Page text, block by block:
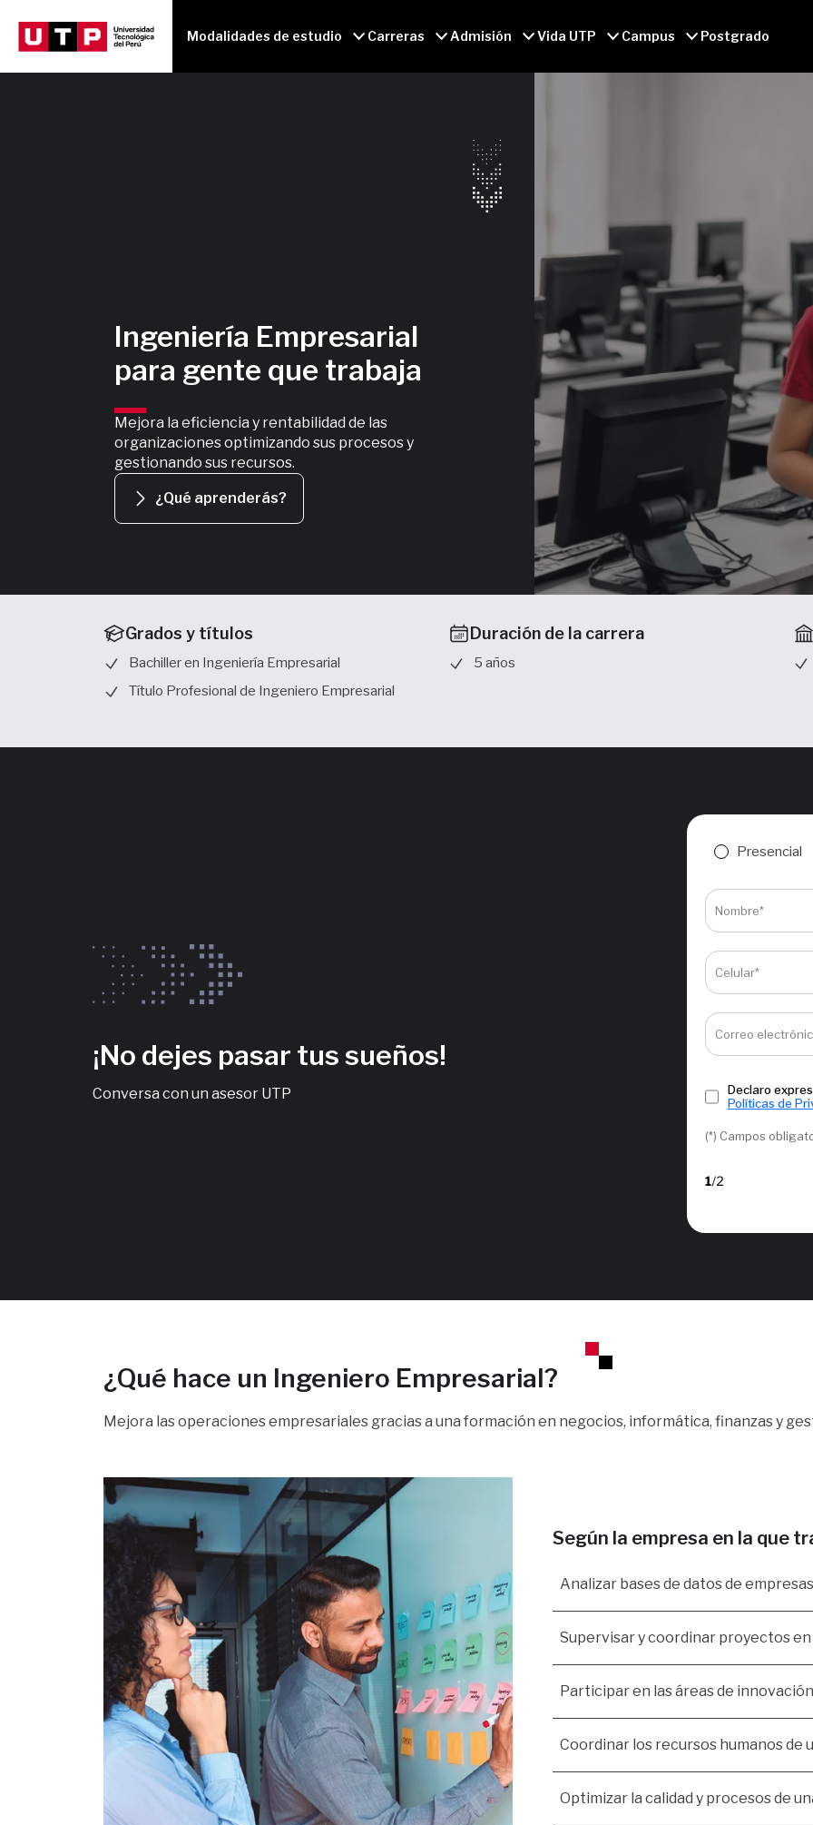
Modalidades de estudio Carreras Admisión Vida UTP Campus Postgrado
Ingeniería Empresarial
para gente que trabaja
Mejora la eficiencia y rentabilidad de las
organizaciones optimizando sus procesos y
gestionando sus recursos.
¿Qué aprenderás?
Grados y títulos
Bachiller en Ingeniería Empresarial
Título Profesional de Ingeniero Empresarial
Duración de la carrera
5 años
¡No dejes pasar tus sueños!
Conversa con un asesor UTP
Presencial
Nombre*
Celular*
Correo
Declaro
Políticas de
(*) Campos
¿Qué hace un Ingeniero Empresarial?
Mejora las operaciones empresariales gracias a una formación en negocios, informática, finanzas y
Según la empresa en la que
Analizar bases de datos de
Supervisar y coordinar proyectos
Participar en las áreas de
Coordinar los recursos humanos de
Optimizar la calidad y procesos de